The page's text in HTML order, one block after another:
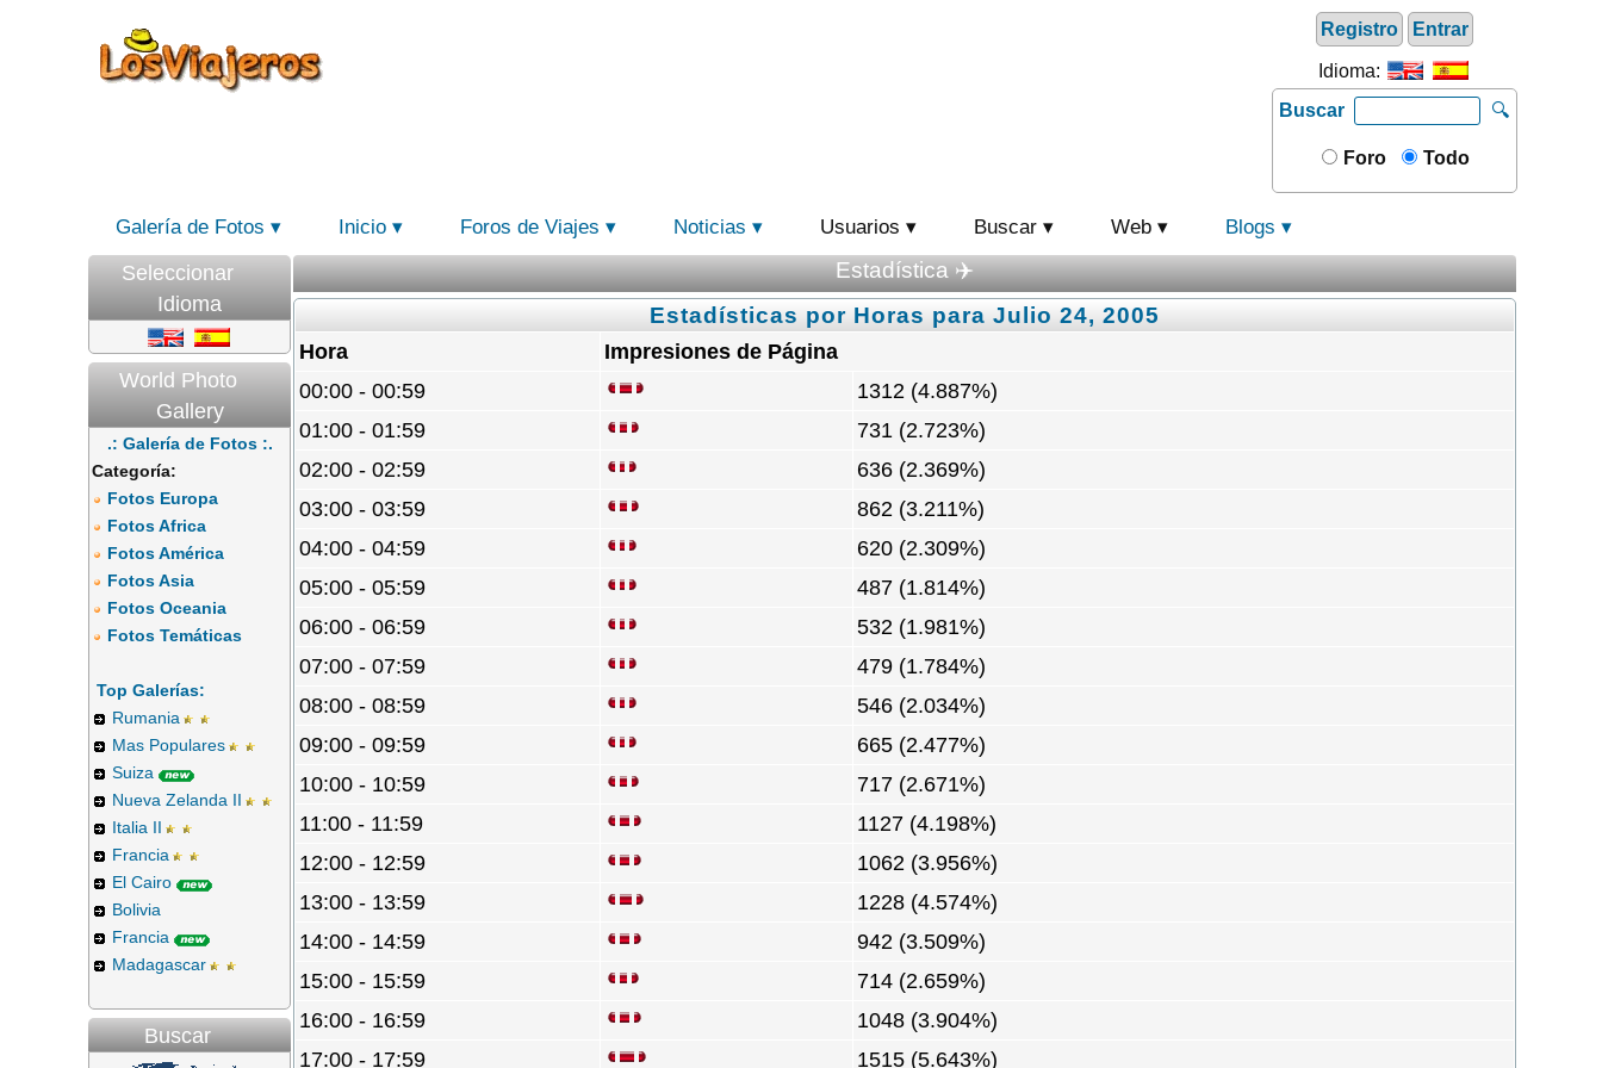
Registro Entrar
Idioma:
Buscar
🔍
Foro Todo
Galería de Fotos Inicio Foros de Viajes Noticias Usuarios Buscar Web Blogs
Seleccionar
Idioma
World Photo
Gallery
.: Galería de Fotos :.
Categoría:
Fotos Europa
Fotos Africa
Fotos América
Fotos Asia
Fotos Oceania
Fotos Temáticas
Top Galerías:
Rumania
Mas Populares
Suiza
Nueva Zelanda II
Italia II
Francia
El Cairo
Bolivia
Francia
Madagascar
Buscar
Estadística ✈️
Estadísticas por Horas para Julio 24, 2005
Hora
Impresiones de Página
00:00 - 00:59
1312 (4.887%)
01:00 - 01:59
731 (2.723%)
02:00 - 02:59
636 (2.369%)
03:00 - 03:59
862 (3.211%)
04:00 - 04:59
620 (2.309%)
05:00 - 05:59
487 (1.814%)
06:00 - 06:59
532 (1.981%)
07:00 - 07:59
479 (1.784%)
08:00 - 08:59
546 (2.034%)
09:00 - 09:59
665 (2.477%)
10:00 - 10:59
717 (2.671%)
11:00 - 11:59
1127 (4.198%)
12:00 - 12:59
1062 (3.956%)
13:00 - 13:59
1228 (4.574%)
14:00 - 14:59
942 (3.509%)
15:00 - 15:59
714 (2.659%)
16:00 - 16:59
1048 (3.904%)
17:00 - 17:59
1515 (5.643%)